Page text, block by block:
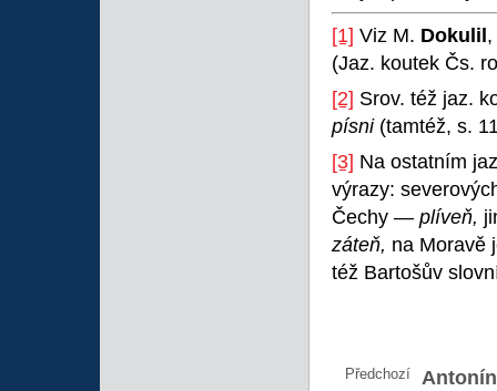
[1] Viz M. Dokulil
(Jaz. koutek Čs.
[2] Srov. též jaz.
písni (tamtéž, s.
[3] Na ostatním
výrazy:
Čechy — plíveň,
záteň, na Moravě
též Bartošův
Předchozí